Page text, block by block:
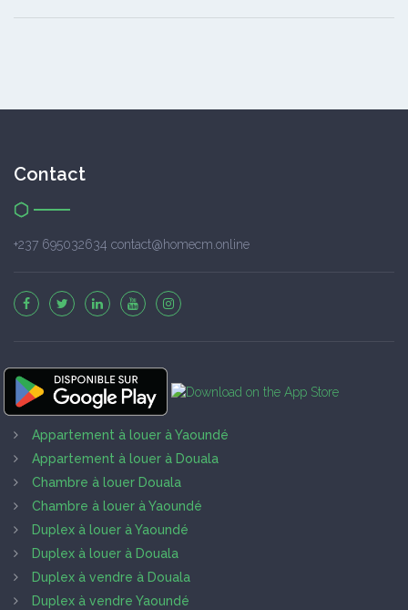
Contact
+237 695032634 contact@homecm.online
Appartement à louer à Yaoundé
Appartement à louer à Douala
Chambre à louer Douala
Chambre à louer à Yaoundé
Duplex à louer à Yaoundé
Duplex à louer à Douala
Duplex à vendre à Douala
Duplex à vendre Yaoundé